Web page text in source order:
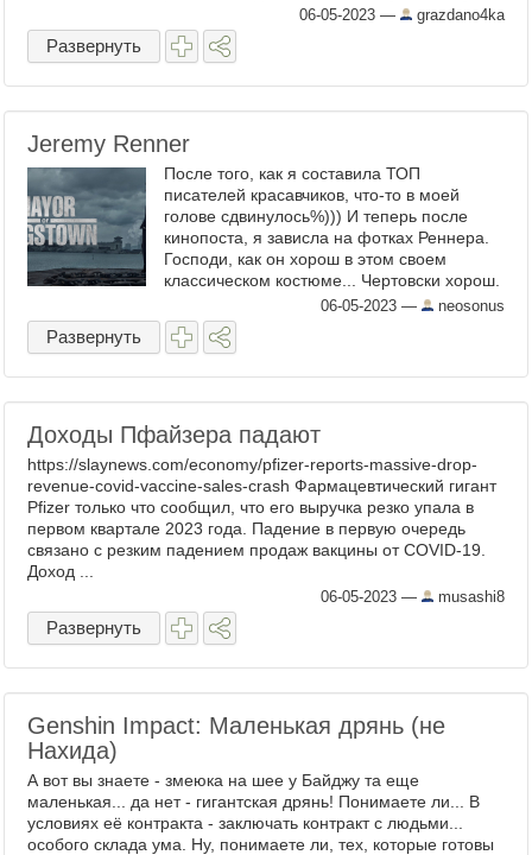
Ее надо одевать, за руку водить, с ложки
кормить, ...
06-05-2023 — grazdano4ka
Развернуть
Jeremy Renner
После того, как я составила ТОП
писателей красавчиков, что-то в моей
голове сдвинулось%))) И теперь после
кинопоста, я зависла на фотках Реннера.
Господи, как он хорош в этом своем
классическом костюме... Чертовски хорош.
Вот я раньше думала, что ничего
сексуальнее футболки и джинсов нет. ...
06-05-2023 — neosonus
Развернуть
Доходы Пфайзера падают
https://slaynews.com/economy/pfizer-reports-massive-drop-
revenue-covid-vaccine-sales-crash Фармацевтический гигант
Pfizer только что сообщил, что его выручка резко упала в
первом квартале 2023 года. Падение в первую очередь
связано с резким падением продаж вакцины от COVID-19.
Доход ...
06-05-2023 — musashi8
Развернуть
Genshin Impact: Маленькая дрянь (не
Нахида)
А вот вы знаете - змеюка на шее у Байджу та еще
маленькая... да нет - гигантская дрянь! Понимаете ли... В
условиях её контракта - заключать контракт с людьми...
особого склада ума. Ну, понимаете ли, тех, которые готовы